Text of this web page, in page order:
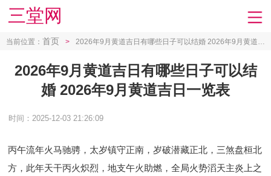
三堂网
当前位置： 首页 > 2026年9月黄道吉日有哪些日子可以结婚 2026年9月黄道吉日一览表
2026年9月黄道吉日有哪些日子可以结
婚 2026年9月黄道吉日一览表
时间：2025-12-03 21:26:09
丙午流年火马驰骋，太岁镇守正南，岁破潜藏正北，三煞盘桓北
方，此年天干丙火炽烈，地支午火助燃，全局火势滔天主炎上之